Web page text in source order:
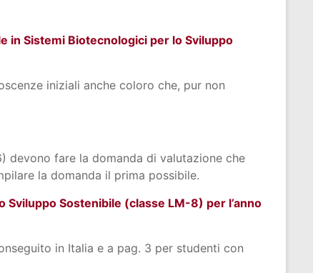
in Sistemi Biotecnologici per lo Sviluppo
iniziali anche coloro che, pur non
devono fare la domanda di valutazione che
la domanda il prima possibile.
Sostenibile (classe LM-8) per l’anno
in Italia e a pag. 3 per studenti con